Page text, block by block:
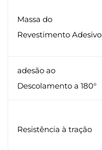
Massa do
Revestimento Adesivo
adesão ao
Descolamento a 180°
Resistência à tração